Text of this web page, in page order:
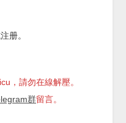
册。
，請勿在線解壓。
群留言。